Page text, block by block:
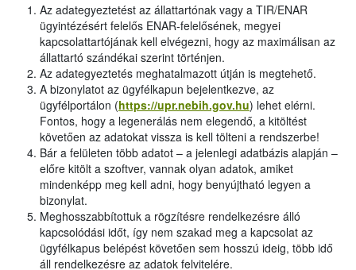
Az adategyeztetést az állattartónak vagy a TIR/ENAR
ügyintézésért felelős ENAR-felelősének, megyei
kapcsolattartójának kell elvégezni, hogy az maximálisan az
állattartó szándékai szerint történjen.
Az adategyeztetés meghatalmazott útján is megtehető.
A bizonylatot az ügyfélkapun bejelentkezve, az
ügyfélportálon (https://upr.nebih.gov.hu) lehet elérni.
Fontos, hogy a legenerálás nem elegendő, a kitöltést
követően az adatokat vissza is kell tölteni a rendszerbe!
Bár a felületen több adatot – a jelenlegi adatbázis alapján –
előre kitölt a szoftver, vannak olyan adatok, amiket
mindenképp meg kell adni, hogy benyújtható legyen a
bizonylat.
Meghosszabbítottuk a rögzítésre rendelkezésre álló
kapcsolódási időt, így nem szakad meg a kapcsolat az
ügyfélkapus belépést követően sem hosszú ideig, több idő
áll rendelkezésre az adatok felvitelére.